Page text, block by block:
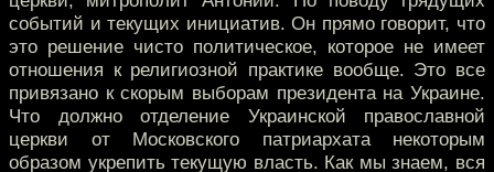
событий и текущих инициатив. Он прямо говорит, что
это решение чисто политическое, которое не имеет
отношения к религиозной практике вообще. Это все
привязано к скорым выборам президента на Украине.
Что должно отделение Украинской православной
церкви от Московского патриархата некоторым
образом укрепить текущую власть. Как мы знаем, вся